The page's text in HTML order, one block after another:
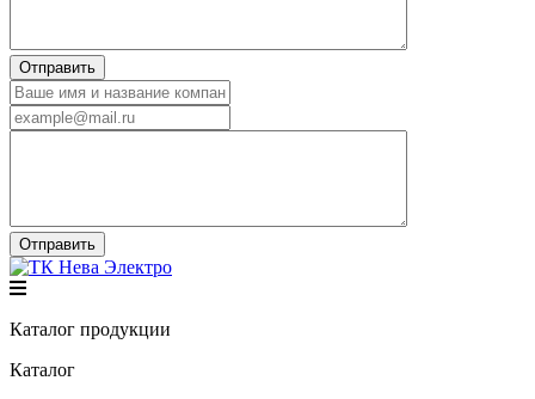
Каталог продукции
Каталог